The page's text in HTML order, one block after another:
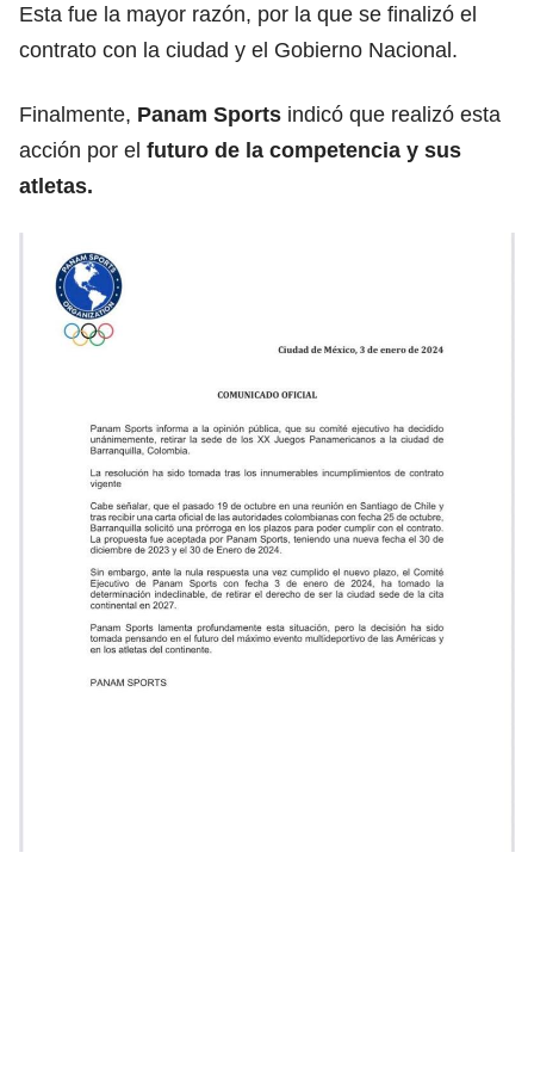
Esta fue la mayor razón, por la que se finalizó el
contrato con la ciudad y el Gobierno Nacional.
Finalmente, Panam Sports indicó que realizó esta
acción por el futuro de la competencia y sus
atletas.